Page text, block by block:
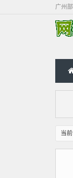
广州
当前